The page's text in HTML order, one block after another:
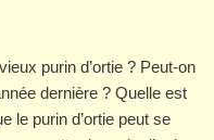
purin d’ortie ? Peut-on
dernière ? Quelle est
le purin d’ortie peut se